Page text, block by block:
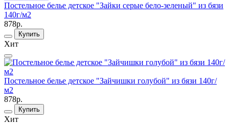
Постельное белье детское "Зайки серые бело-зеленый" из бязи
140г/м2
878р.
Купить
Хит
Постельное белье детское "Зайчишки голубой" из бязи 140г/
м2
878р.
Купить
Хит